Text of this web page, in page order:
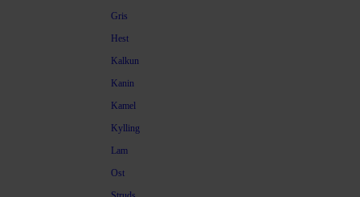
Gris
Hest
Kalkun
Kanin
Kamel
Kylling
Lam
Ost